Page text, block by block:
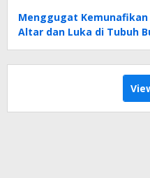
Menggugat
Altar dan Luka di Tubuh